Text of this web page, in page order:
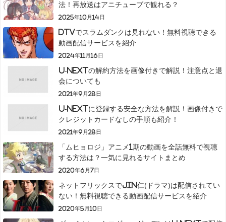
法！再放送はアニチューブで観れる？
2025年10月14日
dTVでスラムダンクは見れない！無料視聴できる
動画配信サービスを紹介
2024年11月16日
U-NEXTの解約方法を画像付きで解説！注意点と退
会についても
2021年9月28日
U-NEXTに登録する安全な方法を解説！画像付きで
クレジットカードなしの手順も紹介！
2021年9月28日
「ムヒョロジ」アニメ1期の動画を全話無料で視聴
する方法は？一気に見れるサイトまとめ
2020年6月7日
ネットフリックスでJIN仁(ドラマ)は配信されてい
ない！無料視聴できる動画配信サービスを紹介
2020年5月10日